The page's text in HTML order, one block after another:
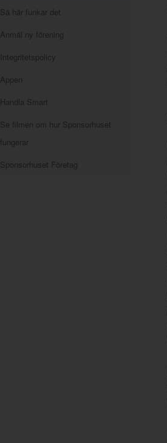
Så här funkar det
Anmäl ny förening
Integritetspolicy
Appen
Handla Smart
Se filmen om hur Sponsorhuset
fungerar
Sponsorhuset Företag